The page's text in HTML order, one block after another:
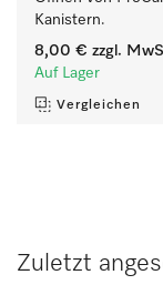
Kanistern.
8,00 € zzgl.
Auf Lager
Vergleichen
Zuletzt